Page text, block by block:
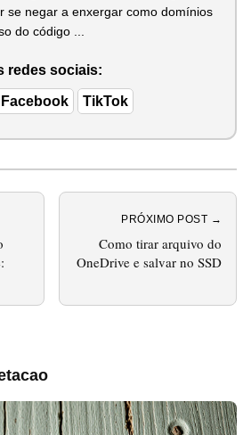
se negar a enxergar como domínios
do código ...
redes sociais:
Facebook TikTok
PRÓXIMO POST →
Como tirar arquivo do
OneDrive e salvar no SSD